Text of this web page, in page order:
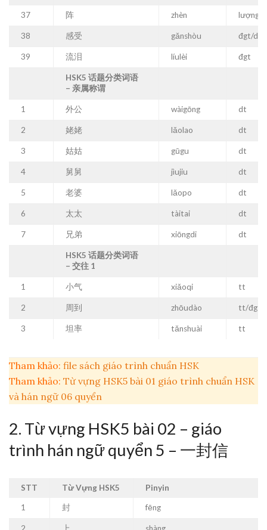
37 阵 zhèn lượng
38 感受 gǎnshòu đgt/dt
39 流泪 líulèi đgt
HSK5 话题分类词语
– 亲属称谓
1 外公 wàigōng dt
2 姥姥 lǎolao dt
3 姑姑 gūgu dt
4 舅舅 jìujiu dt
5 老婆 lǎopo dt
6 太太 tàitai dt
7 兄弟 xiōngdi dt
HSK5 话题分类词语
– 交往 1
1 小气 xiǎoqi tt
2 周到 zhōudào tt/đgt
3 坦率 tǎnshuài tt
Tham khảo: file sách giáo trình chuẩn HSK
Tham khảo: Từ vựng HSK5 bài 01 giáo trình chuẩn HSK
và hán ngữ 06 quyển
2. Từ vựng HSK5 bài 02 – giáo
trình hán ngữ quyển 5 – 一封信
STT Từ Vựng HSK5 Pinyin
1 封 fēng